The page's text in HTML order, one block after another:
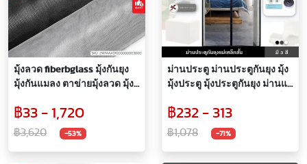
มุ้งลวด fiberbglass มุ้งกันยุง
มุ้งกันแมลง ตาข่ายมุ้งลวด มุ้ง
฿33 - 1,720
฿3,620 -53%
ม่านประตู ม่านประตูกันยุง มุ้ง
มุ้งประตู มุ้งประตูกันยุง ม่านแม่
สั้น ไฟเบอร์กลาส ไม่ขาดง่าย
ปิดอัตโนมัติ มี 3 สี
฿232 - 313
฿1,078 -71%